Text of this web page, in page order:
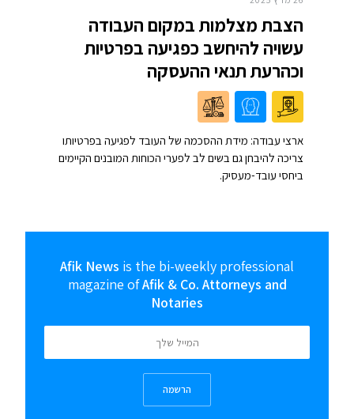
Afik News is the bi-weekly professional
magazine ofAfik & Co. Attorneys and
Notaries
הרשמה
הצבת מצלמות במקום העבודה
עשויה להיחשב כפגיעה בפרטיות
וכהרעת תנאי ההעסקה
ארצי עבודה: מידת ההסכמה של העובד לפגיעה בפרטיותו
צריכה להיבחן גם בשים לב לפערי הכוחות המובנים הקיימים
ביחסי עובד-מעסיק.